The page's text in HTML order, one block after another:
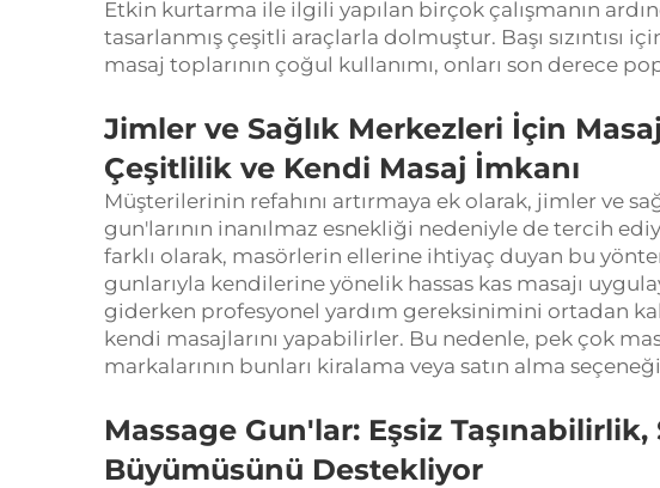
Etkin kurtarma ile ilgili yapılan birçok çalışmanın
tasarlanmış çeşitli araçlarla dolmuştur. Başı sızıntısı
masaj toplarının çoğul kullanımı, onları son derece
Jimler ve Sağlık Merkezleri İçin
Çeşitlilik ve Kendi Masaj İmkanı
Müşterilerinin refahını artırmaya ek olarak, jimler ve
gun'larının inanılmaz esnekliği nedeniyle de tercih
farklı olarak, masörlerin ellerine ihtiyaç duyan bu
gunlarıyla kendilerine yönelik hassas kas masajı
giderken profesyonel yardım gereksinimini ortadan
kendi masajlarını yapabilirler. Bu nedenle, pek çok
markalarının bunları kiralama veya satın alma
Massage Gun'lar: Eşsiz Taşınabilirlik,
Büyümüsünü Destekliyor